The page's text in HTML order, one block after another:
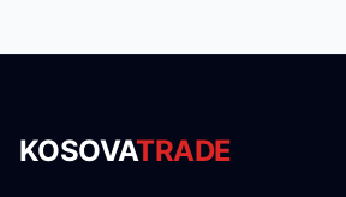
KOSOVATRADE